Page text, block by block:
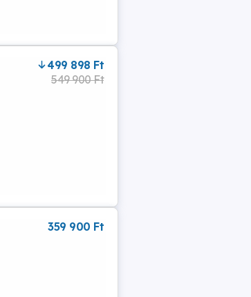
499 898 Ft
549 900 Ft
359 900 Ft